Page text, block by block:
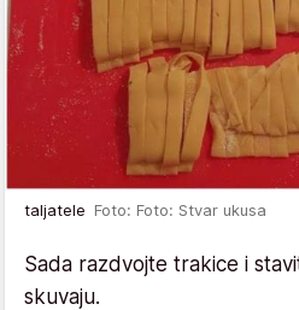
taljatele Foto: Foto: Stvar ukusa
Sada razdvojte trakice i
skuvaju.